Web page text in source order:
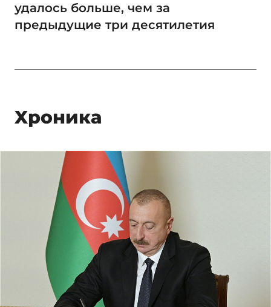
удалось больше, чем за
предыдущие три десятилетия
Xроника